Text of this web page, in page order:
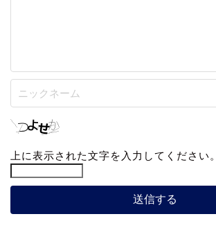
上に表示された文字を入力してください。